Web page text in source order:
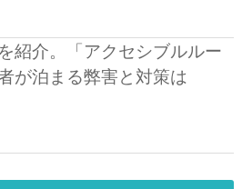
紹介。「アクセシブルルー
が泊まる弊害と対策は